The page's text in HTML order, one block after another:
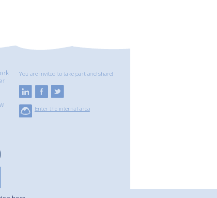
You are invited to take part and share!
Enter the internal area